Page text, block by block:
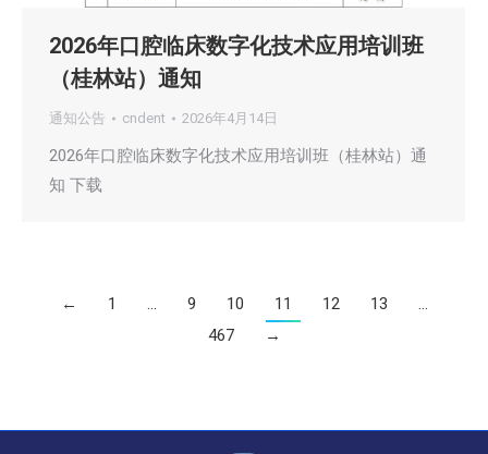
2026年口腔临床数字化技术应用培训班
（桂林站）通知
通知公告 cndent 2026年4月14日
2026年口腔临床数字化技术应用培训班（桂林站）通
知 下载
← 1 … 9 10 11 12 13
…
467
→